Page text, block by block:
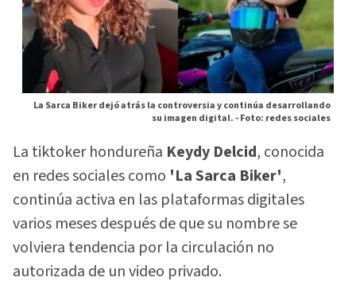
La Sarca Biker dejó atrás la controversia y continúa desarrollando
su imagen digital. -Foto: redes sociales
La tiktoker hondureña Keydy Delcid, conocida
en redes sociales como 'La Sarca Biker',
continúa activa en las plataformas digitales
varios meses después de que su nombre se
volviera tendencia por la circulación no
autorizada de un video privado.